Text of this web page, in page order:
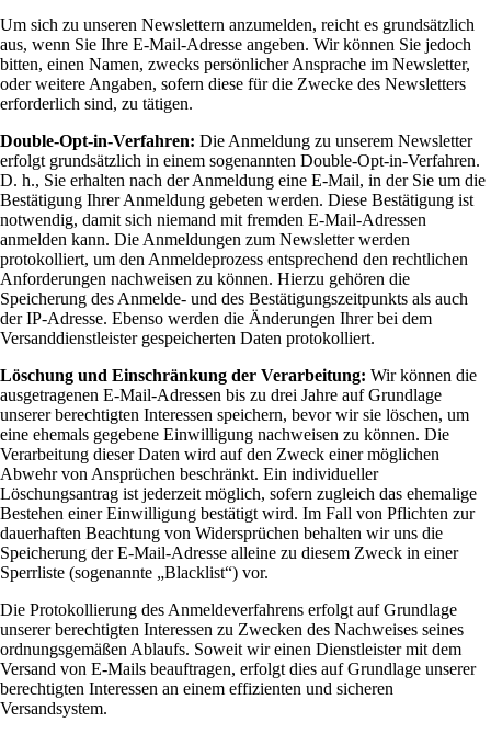
Um sich zu unseren Newslettern anzumelden, reicht es grundsätzlich
aus, wenn Sie Ihre E-Mail-Adresse angeben. Wir können Sie jedoch
bitten, einen Namen, zwecks persönlicher Ansprache im Newsletter,
oder weitere Angaben, sofern diese für die Zwecke des Newsletters
erforderlich sind, zu tätigen.
Double-Opt-in-Verfahren: Die Anmeldung zu unserem Newsletter
erfolgt grundsätzlich in einem sogenannten Double-Opt-in-Verfahren.
D. h., Sie erhalten nach der Anmeldung eine E-Mail, in der Sie um die
Bestätigung Ihrer Anmeldung gebeten werden. Diese Bestätigung ist
notwendig, damit sich niemand mit fremden E-Mail-Adressen
anmelden kann. Die Anmeldungen zum Newsletter werden
protokolliert, um den Anmeldeprozess entsprechend den rechtlichen
Anforderungen nachweisen zu können. Hierzu gehören die
Speicherung des Anmelde- und des Bestätigungszeitpunkts als auch
der IP-Adresse. Ebenso werden die Änderungen Ihrer bei dem
Versanddienstleister gespeicherten Daten protokolliert.
Löschung und Einschränkung der Verarbeitung: Wir können die
ausgetragenen E-Mail-Adressen bis zu drei Jahre auf Grundlage
unserer berechtigten Interessen speichern, bevor wir sie löschen, um
eine ehemals gegebene Einwilligung nachweisen zu können. Die
Verarbeitung dieser Daten wird auf den Zweck einer möglichen
Abwehr von Ansprüchen beschränkt. Ein individueller
Löschungsantrag ist jederzeit möglich, sofern zugleich das ehemalige
Bestehen einer Einwilligung bestätigt wird. Im Fall von Pflichten zur
dauerhaften Beachtung von Widersprüchen behalten wir uns die
Speicherung der E-Mail-Adresse alleine zu diesem Zweck in einer
Sperrliste (sogenannte „Blacklist“) vor.
Die Protokollierung des Anmeldeverfahrens erfolgt auf Grundlage
unserer berechtigten Interessen zu Zwecken des Nachweises seines
ordnungsgemäßen Ablaufs. Soweit wir einen Dienstleister mit dem
Versand von E-Mails beauftragen, erfolgt dies auf Grundlage unserer
berechtigten Interessen an einem effizienten und sicheren
Versandsystem.